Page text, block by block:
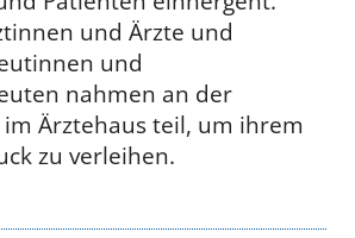
und Ärzte und
und
nahmen an der
Ärztehaus teil, um ihrem
zu verleihen.